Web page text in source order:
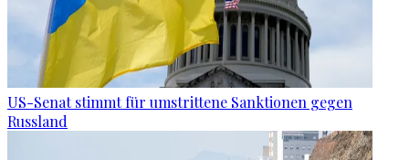
US-Senat stimmt für umstrittene Sanktionen gegen
Russland